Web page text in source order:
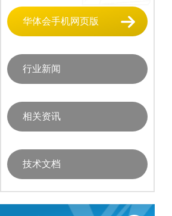
华体会手机网页版
行业新闻
相关资讯
技术文档